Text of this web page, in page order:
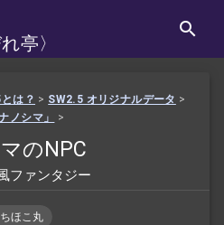
亭〉
は？ > SW2.5 オリジナルデータ >
ノシマ」
>
のNPC
ファンタジー
ほこ丸